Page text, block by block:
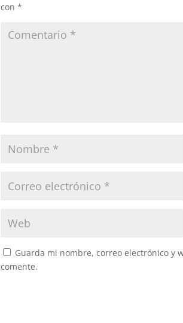
con *
Guarda mi nombre, correo electrónico y
comente.